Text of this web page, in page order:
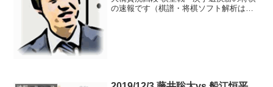
の速報です（棋譜・将棋ソフト解析はコ